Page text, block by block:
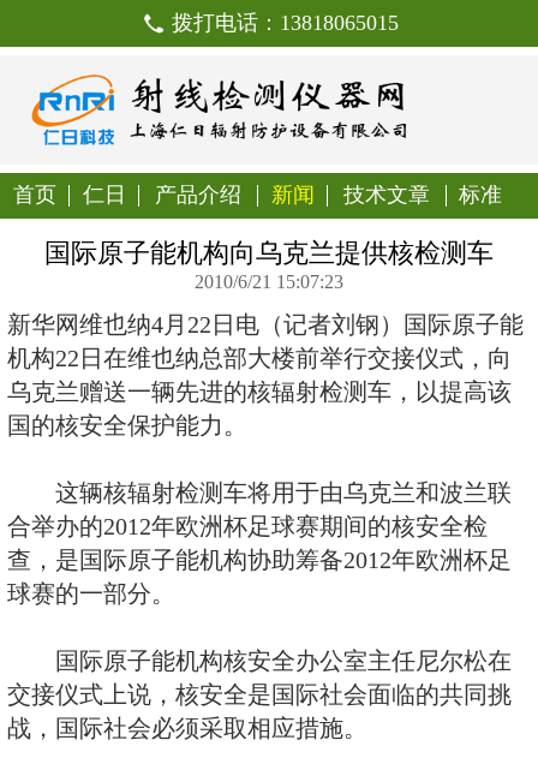
拨打电话：
产品介绍 新闻
国际原子能机构向乌克兰提
2010/6/21 15:07:23
机构22日在维也纳总部大楼前举行
乌克兰赠送一辆先进的核辐射检测
国的核安全保护能力。
这辆核辐射检测车将用于由乌